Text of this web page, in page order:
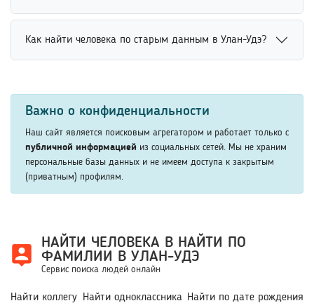
быстрее находить профили пользователя в интернете.
Для повышения точности рекомендуется использовать
Повысить вероятность успешного поиска человека
человека среди похожих совпадений.
Как найти человека по старым данным в Улан-Удэ?
архивные профили, социальные сети и открытые базы
информации. Даже устаревшие сведения, включая
прежнее место учебы или фамилию, помогают сузить
результаты поиска. Использование дополнительных
параметров повышает вероятность успешного поиска
человека.
Важно о конфиденциальности
Наш сайт является поисковым агрегатором и работает только с
публичной информацией из социальных сетей. Мы не храним
персональные базы данных и не имеем доступа к закрытым
(приватным) профилям.
НАЙТИ ЧЕЛОВЕКА В НАЙТИ ПО
ФАМИЛИИ В УЛАН-УДЭ
Сервис поиска людей онлайн
Найти коллегу Найти одноклассника Найти по дате рождения